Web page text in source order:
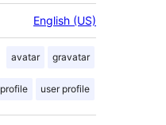
English (US)
avatar gravatar
profile user profile